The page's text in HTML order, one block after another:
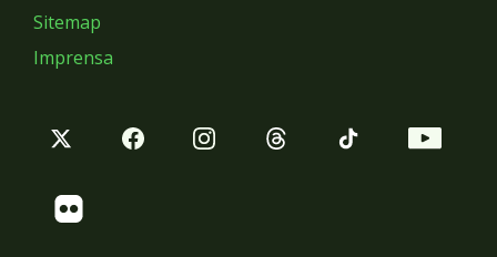
Sitemap
Imprensa